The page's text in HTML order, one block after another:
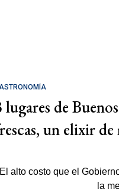
lugares de
un elixir de